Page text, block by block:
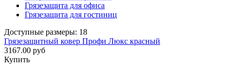
Грязезащита для офиса
Грязезащита для гостиниц
Доступные размеры: 18
Грязезащитный ковер Профи Люкс красный
3167.00 руб
Купить